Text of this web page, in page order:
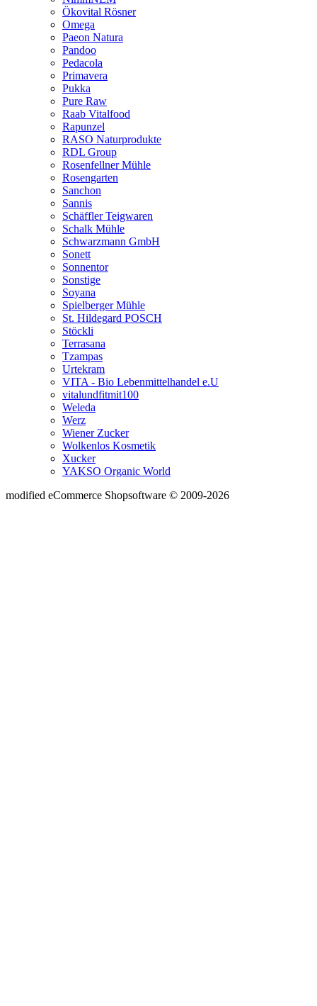
Ökovital Rösner
Omega
Paeon Natura
Pandoo
Pedacola
Primavera
Pukka
Pure Raw
Raab Vitalfood
Rapunzel
RASO Naturprodukte
RDL Group
Rosenfellner Mühle
Rosengarten
Sanchon
Sannis
Schäffler Teigwaren
Schalk Mühle
Schwarzmann GmbH
Sonett
Sonnentor
Sonstige
Soyana
Spielberger Mühle
St. Hildegard POSCH
Stöckli
Terrasana
Tzampas
Urtekram
VITA - Bio Lebenmittelhandel e.U
vitalundfitmit100
Weleda
Werz
Wiener Zucker
Wolkenlos Kosmetik
Xucker
YAKSO Organic World
modified eCommerce Shopsoftware © 2009-2026